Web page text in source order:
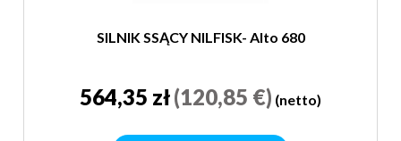
SILNIK SSĄCY NILFISK- Alto 680
564,35 zł(120,85 €) (netto)